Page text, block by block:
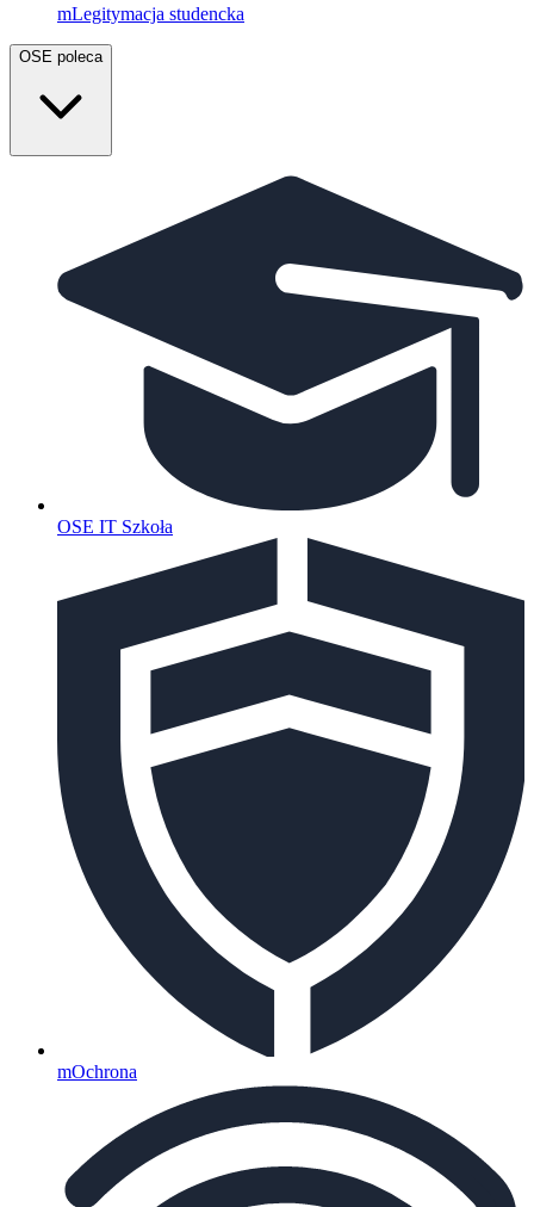
mLegitymacja studencka
OSE poleca
OSE IT Szkoła
mOchrona